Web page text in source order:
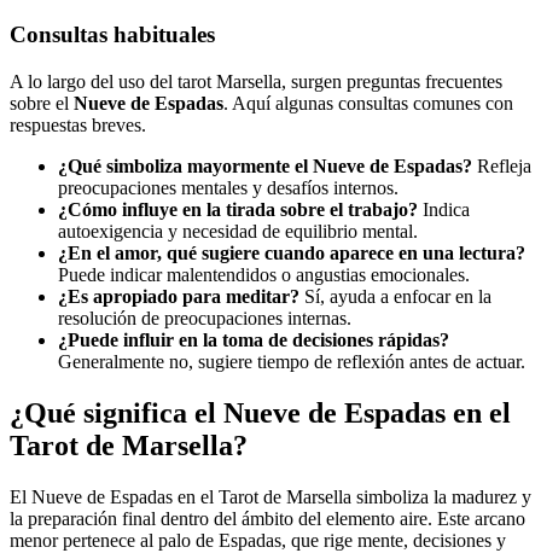
Consultas habituales
A lo largo del uso del tarot Marsella, surgen preguntas frecuentes
sobre el Nueve de Espadas. Aquí algunas consultas comunes con
respuestas breves.
¿Qué simboliza mayormente el Nueve de Espadas? Refleja
preocupaciones mentales y desafíos internos.
¿Cómo influye en la tirada sobre el trabajo? Indica
autoexigencia y necesidad de equilibrio mental.
¿En el amor, qué sugiere cuando aparece en una lectura?
Puede indicar malentendidos o angustias emocionales.
¿Es apropiado para meditar? Sí, ayuda a enfocar en la
resolución de preocupaciones internas.
¿Puede influir en la toma de decisiones rápidas?
Generalmente no, sugiere tiempo de reflexión antes de actuar.
¿Qué significa el Nueve de Espadas en el
Tarot de Marsella?
El Nueve de Espadas en el Tarot de Marsella simboliza la madurez y
la preparación final dentro del ámbito del elemento aire. Este arcano
menor pertenece al palo de Espadas, que rige mente, decisiones y